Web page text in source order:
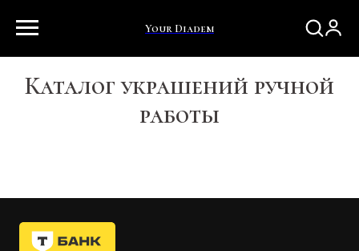
Your Diadem
Каталог украшений ручной
работы